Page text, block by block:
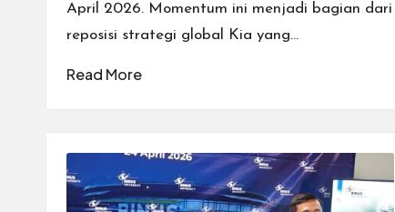
April 2026. Momentum ini menjadi bagian dari
reposisi strategi global Kia yang…
Read More